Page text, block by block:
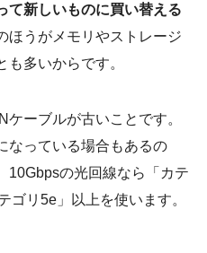
て新しいものに買い替える
ほうがメモリやストレージ
も多いからです。
ーブルが古いことです。
なっている場合もあるの
10Gbpsの光回線なら「カテ
ゴリ5e」以上を使います。